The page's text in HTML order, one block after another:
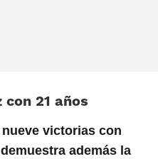
21 años
victorias con
además la